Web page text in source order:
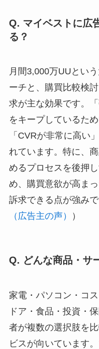
Q. マイベストに広
る？
月間3,000万UUとい
ーチと、購買比較検
求が主な効果です。
をキープしているた
「CVRが非常に高い
れています。特に、
めるプロセスを後押
め、購買意欲が高ま
訴求できる点が強みで
（広告主の声）
）
Q. どんな商品・サ
家電・パソコン・コ
ドア・食品・投資・
者が複数の選択肢を
ビスが向いています